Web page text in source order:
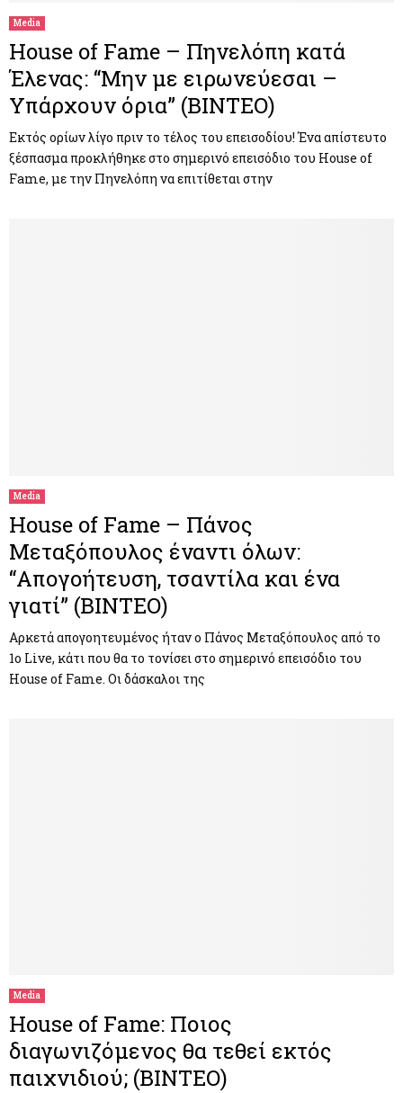
Media
House of Fame – Πηνελόπη κατά
Έλενας: “Μην με ειρωνεύεσαι –
Υπάρχουν όρια” (ΒΙΝΤΕΟ)
Εκτός ορίων λίγο πριν το τέλος του επεισοδίου! Ένα απίστευτο
ξέσπασμα προκλήθηκε στο σημερινό επεισόδιο του House of
Fame, με την Πηνελόπη να επιτίθεται στην
Media
House of Fame – Πάνος
Μεταξόπουλος έναντι όλων:
“Απογοήτευση, τσαντίλα και ένα
γιατί” (ΒΙΝΤΕΟ)
Αρκετά απογοητευμένος ήταν ο Πάνος Μεταξόπουλος από το
1ο Live, κάτι που θα το τονίσει στο σημερινό επεισόδιο του
House of Fame. Οι δάσκαλοι της
Media
House of Fame: Ποιος
διαγωνιζόμενος θα τεθεί εκτός
παιχνιδιού; (ΒΙΝΤΕΟ)